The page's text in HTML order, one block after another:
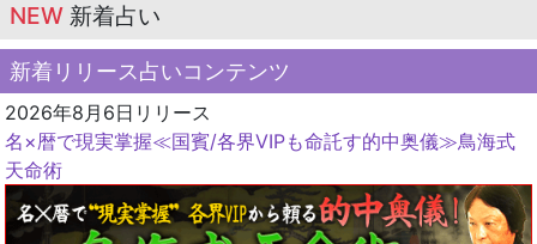
NEW 新着占い
新着リリース占いコンテンツ
2026年8月6日リリース
名×暦で現実掌握≪国賓/各界VIPも命託す的中奥儀≫鳥海式
天命術